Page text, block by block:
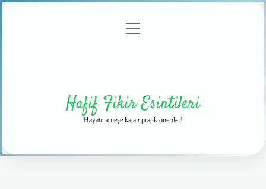
menüyü
Hafif Fikir Esintileri
Hayatına neşe katan pratik öneriler!